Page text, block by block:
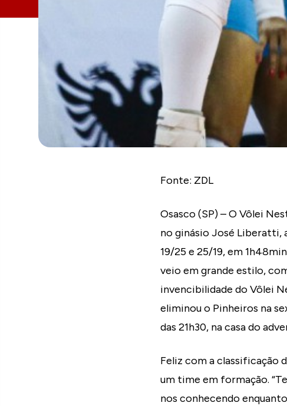
Fonte: ZDL
Osasco (SP) – O Vôlei
no ginásio José Liberatti,
19/25 e 25/19, em
veio em grande estilo,
invencibilidade do Vôlei
eliminou o Pinheiros na
das 21h30, na casa do
Feliz com a classificação
um time em formação.
nos conhecendo